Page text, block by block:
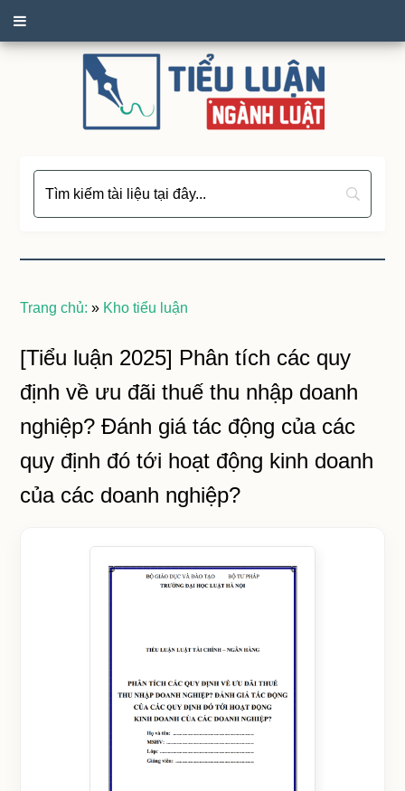
Trang chủ: » Kho tiểu luận
[Tiểu luận 2025] Phân tích các quy
định về ưu đãi thuế thu nhập doanh
nghiệp? Đánh giá tác động của các
quy định đó tới hoạt động kinh doanh
của các doanh nghiệp?